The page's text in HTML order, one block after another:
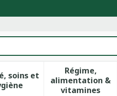
soins et
Afficher le sous-menu pour
Régime,
alimentation &
vitamines
Afficher